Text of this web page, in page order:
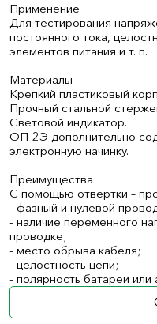
Применение
Для тестирования
постоянного тока,
элементов питания и т. п.
Материалы
Крепкий пластиковый
Прочный стальной
Световой индикатор.
ОП-2Э дополнительно
электронную начинку.
Преимущества
С помощью отвертки –
- фазный и нулевой
- наличие переменного
проводке;
- место обрыва кабеля;
- целостность цепи;
- полярность батареи или